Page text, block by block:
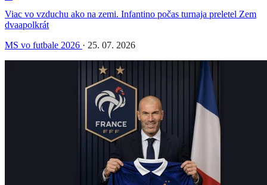
Viac vo vzduchu ako na zemi. Infantino počas turnaja preletel Zem
dvaapolkrát
MS vo futbale 2026 · 25. 07. 2026